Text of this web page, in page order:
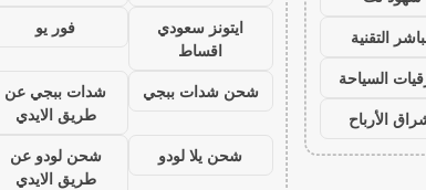
التقنية
السياحة
الأرباح
ايتونز سعودي
اقساط
فور يو
شحن شدات ببجي
شدات ببجي عن
طريق الايدي
شحن يلا لودو
شحن لودو عن
طريق الايدي